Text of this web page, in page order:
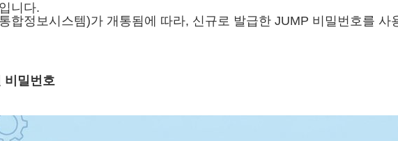
니다.
합정보시스템)가 개통됨에 따라, 신규로 발급한 JUMP 비밀번호를 사
비밀번호